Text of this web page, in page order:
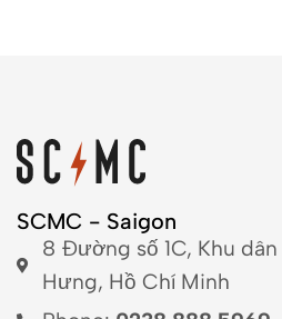
SCMC - Saigon
8 Đường số 1C, Khu
Hưng, Hồ Chí Minh